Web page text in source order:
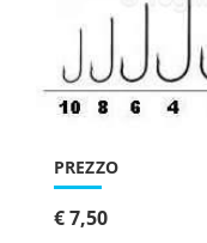
PREZZO
€ 7,50